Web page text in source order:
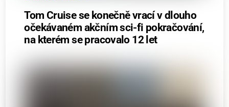
Tom Cruise se konečně vrací v dlouho
očekávaném akčním sci-fi pokračování,
na kterém se pracovalo 12 let